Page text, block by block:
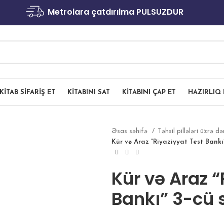
Metrolara çatdırılma PULSUZDUR
KITAB SIFARIŞ ET KITABINI SAT KITABINI ÇAP ET HAZIRLIQ
Əsas səhifə Təhsil pillələri üzrə
Kür və Araz “Riyaziyyat Test
Kür və Araz
Bankı” 3-cü